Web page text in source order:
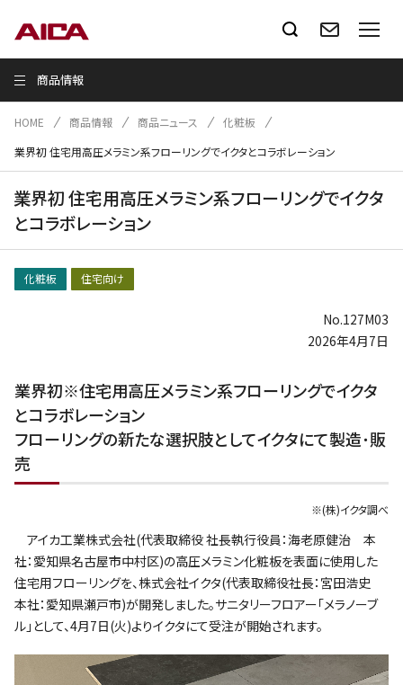
商品情報
HOME 商品情報 商品ニュース
化粧板
業界初 住宅用高圧メラミン系フローリングでイクタとコラボレーション
業界初 住宅用高圧メラミン系フローリングでイクタ
とコラボレーション
化粧板 住宅向け
No.127M03
2026年4月7日
業界初※住宅用高圧メラミン系フローリングでイクタ
とコラボレーション
フローリングの新たな選択肢としてイクタにて製造･販
売
※(株)イクタ調べ
アイカ工業株式会社(代表取締役 社長執行役員：海老原健治 本
社：愛知県名古屋市中村区)の高圧メラミン化粧板を表面に使用した
住宅用フローリングを、株式会社イクタ(代表取締役社長：宮田浩史
本社：愛知県瀬戸市)が開発しました。サニタリーフロアー｢メラノーブ
ル｣として、4月7日(火)よりイクタにて受注が開始されます。